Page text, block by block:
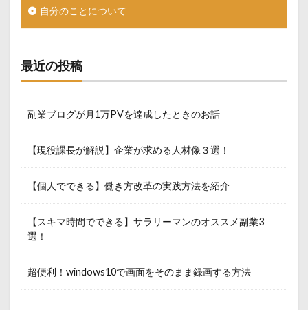
自分のことについて
最近の投稿
副業ブログが月1万PVを達成したときのお話
【現役課長が解説】企業が求める人材像３選！
【個人でできる】働き方改革の実践方法を紹介
【スキマ時間でできる】サラリーマンのオススメ副業3
選！
超便利！windows10で画面をそのまま録画する方法